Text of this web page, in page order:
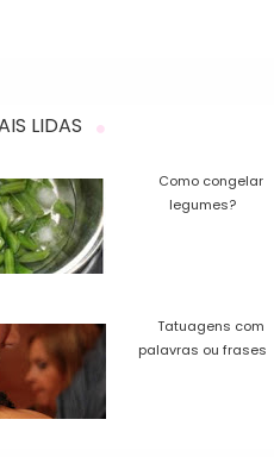
LIDAS
Como congelar
legumes?
Tatuagens com
palavras ou frases